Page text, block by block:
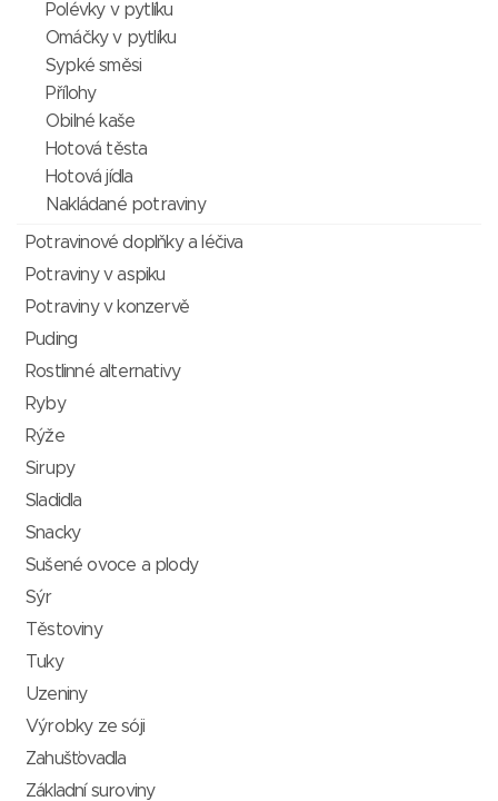
Polévky v pytlíku
Omáčky v pytlíku
Sypké směsi
Přílohy
Obilné kaše
Hotová těsta
Hotová jídla
Nakládané potraviny
Potravinové doplňky a léčiva
Potraviny v aspiku
Potraviny v konzervě
Puding
Rostlinné alternativy
Ryby
Rýže
Sirupy
Sladidla
Snacky
Sušené ovoce a plody
Sýr
Těstoviny
Tuky
Uzeniny
Výrobky ze sóji
Zahušťovadla
Základní suroviny